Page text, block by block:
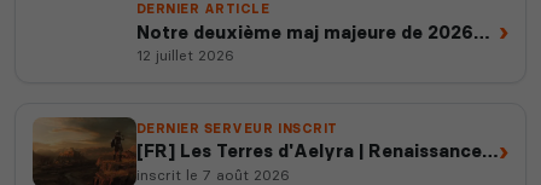
DERNIER ARTICLE
Notre deuxième maj majeure de 2026
est en ligne
12 juillet 2026
›
DERNIER SERVEUR INSCRIT
[FR] Les Terres d'Aelyra | Renaissance
RP [PvP/PvE]
inscrit le 7 août 2026
›